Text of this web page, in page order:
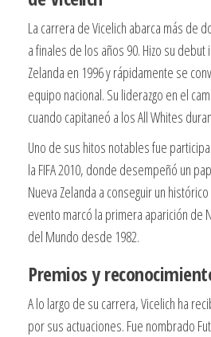
La carrera de Vicelich abarca más de
a finales de los años 90. Hizo su debut
Zelanda en 1996 y rápidamente se
equipo nacional. Su liderazgo en el
cuando capitaneó a los All Whites
Uno de sus hitos notables fue
la FIFA 2010, donde desempeñó un
Nueva Zelanda a conseguir un
evento marcó la primera aparición de
del Mundo desde 1982.
Premios y
A lo largo de su carrera, Vicelich ha
por sus actuaciones. Fue nombrado